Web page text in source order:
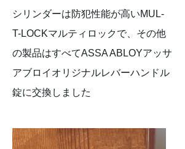
シリンダーは防犯性能が高いMUL-
T-LOCKマルティロックで、その他
の製品はすべてASSA ABLOYアッサ
アブロイオリジナルレバーハンドル
錠に交換しました